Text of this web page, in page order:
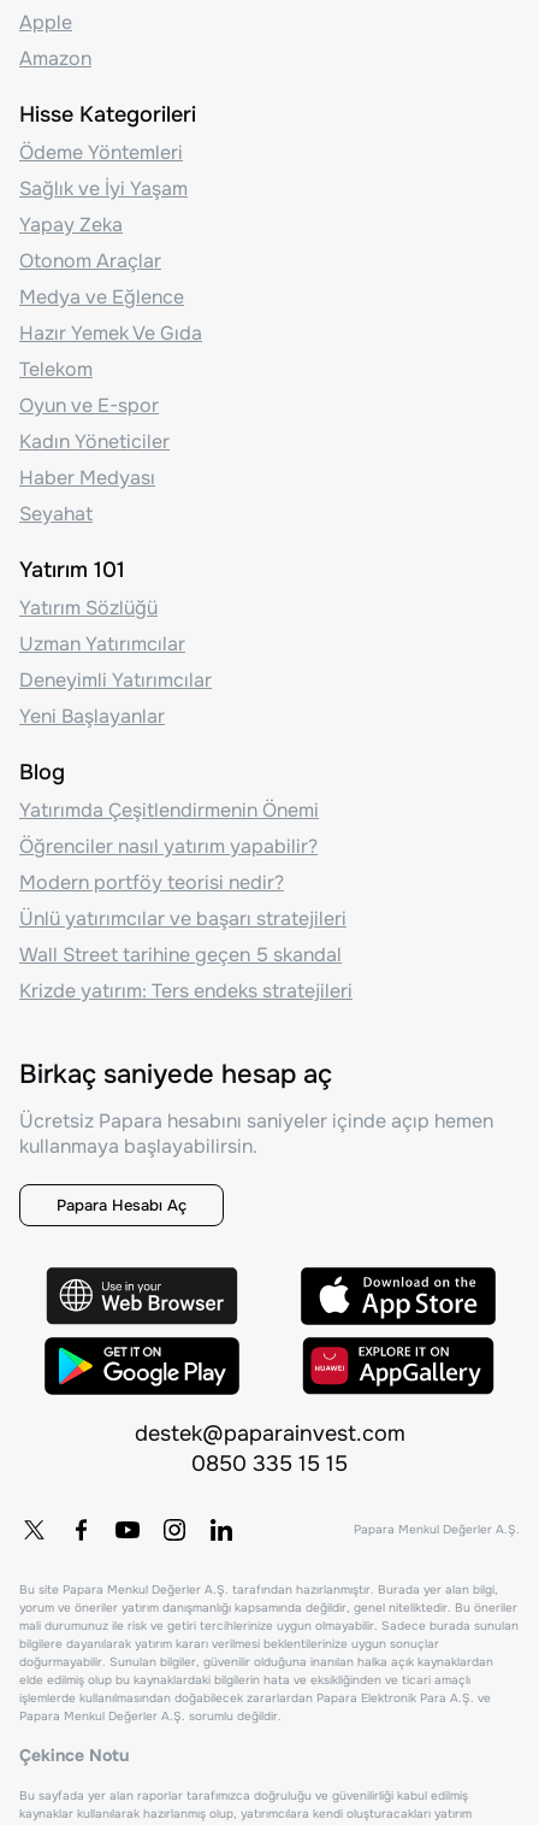
Apple
Amazon
Hisse Kategorileri
Ödeme Yöntemleri
Sağlık ve İyi Yaşam
Yapay Zeka
Otonom Araçlar
Medya ve Eğlence
Hazır Yemek Ve Gıda
Telekom
Oyun ve E-spor
Kadın Yöneticiler
Haber Medyası
Seyahat
Yatırım 101
Yatırım Sözlüğü
Uzman Yatırımcılar
Deneyimli Yatırımcılar
Yeni Başlayanlar
Blog
Yatırımda Çeşitlendirmenin Önemi
Öğrenciler nasıl yatırım yapabilir?
Modern portföy teorisi nedir?
Ünlü yatırımcılar ve başarı stratejileri
Wall Street tarihine geçen 5 skandal
Krizde yatırım: Ters endeks stratejileri
Birkaç saniyede hesap aç
Ücretsiz Papara hesabını saniyeler içinde açıp hemen
kullanmaya başlayabilirsin.
Papara Hesabı Aç
destek@paparainvest.com
0850 335 15 15
Papara Menkul Değerler A.Ş.
Bu site Papara Menkul Değerler A.Ş. tarafından hazırlanmıştır. Burada yer alan bilgi,
yorum ve öneriler yatırım danışmanlığı kapsamında değildir, genel niteliktedir. Bu öneriler
mali durumunuz ile risk ve getiri tercihlerinize uygun olmayabilir. Sadece burada sunulan
bilgilere dayanılarak yatırım kararı verilmesi beklentilerinize uygun sonuçlar
doğurmayabilir. Sunulan bilgiler, güvenilir olduğuna inanılan halka açık kaynaklardan
elde edilmiş olup bu kaynaklardaki bilgilerin hata ve eksikliğinden ve ticari amaçlı
işlemlerde kullanılmasından doğabilecek zararlardan Papara Elektronik Para A.Ş. ve
Papara Menkul Değerler A.Ş. sorumlu değildir.
Çekince Notu
Bu sayfada yer alan raporlar tarafımızca doğruluğu ve güvenilirliği kabul edilmiş
kaynaklar kullanılarak hazırlanmış olup, yatırımcılara kendi oluşturacakları yatırım